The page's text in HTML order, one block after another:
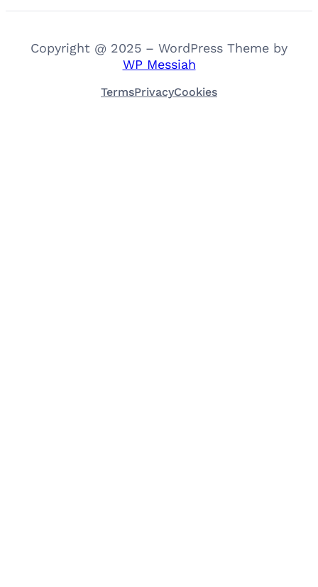
Copyright @ 2025 – WordPress Theme by
WP Messiah
TermsPrivacyCookies